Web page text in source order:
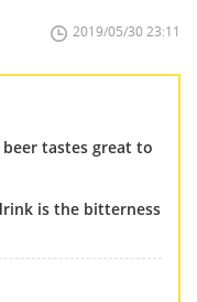
2019/05/30 23:11
tastes great to
is the bitterness